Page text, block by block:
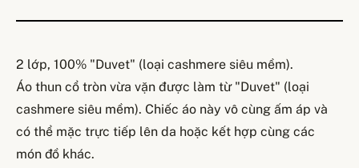
2 lớp, 100% "Duvet" (loại cashmere siêu mềm).
Áo thun cổ tròn vừa vặn được làm từ "Duvet" (loại
cashmere siêu mềm). Chiếc áo này vô cùng ấm áp và
có thể mặc trực tiếp lên da hoặc kết hợp cùng các
món đồ khác.